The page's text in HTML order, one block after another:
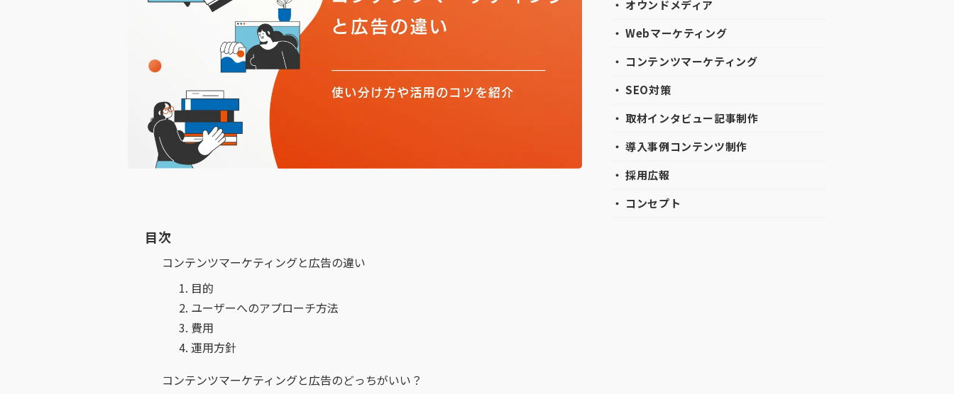
目次
コンテンツマーケティングと広告の違い
1. 目的
2. ユーザーへのアプローチ方法
3. 費用
4. 運用方針
コンテンツマーケティングと広告のどっちがいい？
・ オウンドメディア
・ Webマーケティング
・ コンテンツマーケティング
・ SEO対策
・ 取材インタビュー記事制作
・ 導入事例コンテンツ制作
・ 採用広報
・ コンセプト